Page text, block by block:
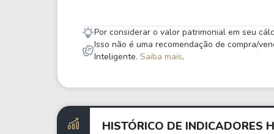
Por considerar o valor patrimonial em seu
Isso não é uma recomendação de compra/
Inteligente. Saiba mais.
HISTÓRICO DE INDICADORES